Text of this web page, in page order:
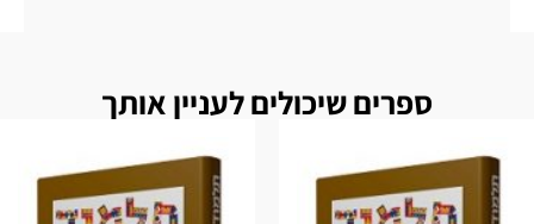
ספרים שיכולים לעניין אותך